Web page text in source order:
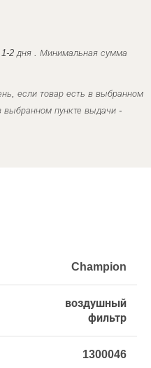
2 дня . Минимальная сумма
если товар есть в выбранном
выбранном пункте выдачи -
Champion
воздушный
фильтр
1300046